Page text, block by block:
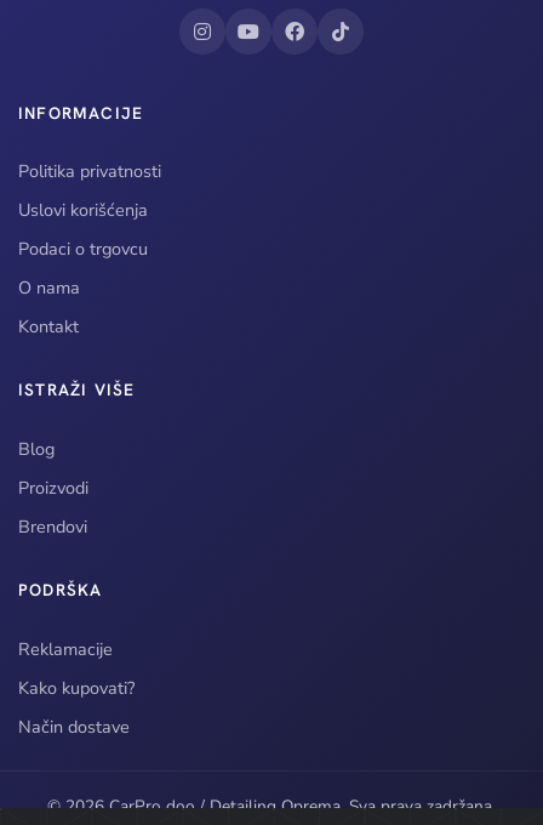
INFORMACIJE
Politika privatnosti
Uslovi korišćenja
Podaci o trgovcu
O nama
Kontakt
ISTRAŽI VIŠE
Blog
Proizvodi
Brendovi
PODRŠKA
Reklamacije
Kako kupovati?
Način dostave
© 2026 CarPro doo / Detailing Oprema. Sva prava zadržana.